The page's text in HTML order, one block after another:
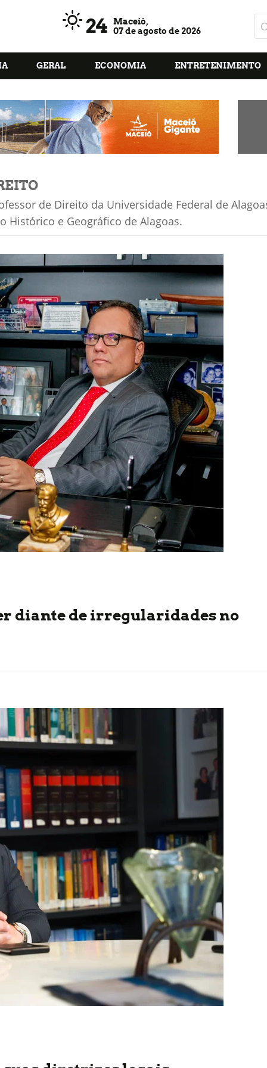
24
Maceió,
07 de agosto de 2026
GERAL ECONOMIA ENTRETENIMENTO
de Direito da Universidade Federal de
Histórico e Geográfico de Alagoas.
diante de irregularidades no